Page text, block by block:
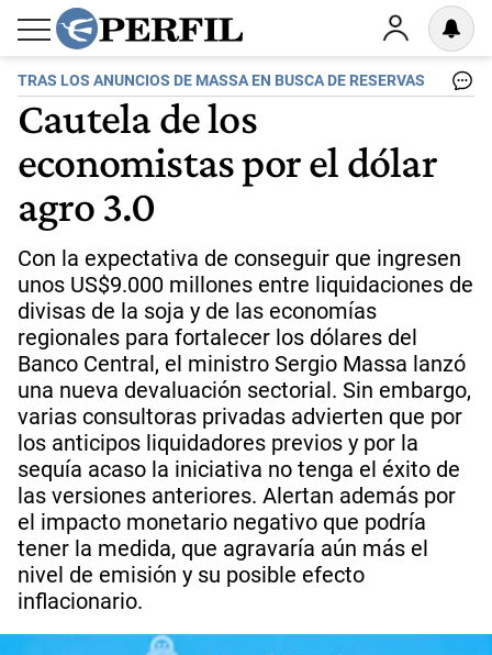
TRAS LOS ANUNCIOS DE MASSA EN BUSCA DE RESERVAS
Cautela de los
economistas por el dólar
agro 3.0
Con la expectativa de conseguir que ingresen
unos US$9.000 millones entre liquidaciones de
divisas de la soja y de las economías
regionales para fortalecer los dólares del
Banco Central, el ministro Sergio Massa lanzó
una nueva devaluación sectorial. Sin embargo,
varias consultoras privadas advierten que por
los anticipos liquidadores previos y por la
sequía acaso la iniciativa no tenga el éxito de
las versiones anteriores. Alertan además por
el impacto monetario negativo que podría
tener la medida, que agravaría aún más el
nivel de emisión y su posible efecto
inflacionario.